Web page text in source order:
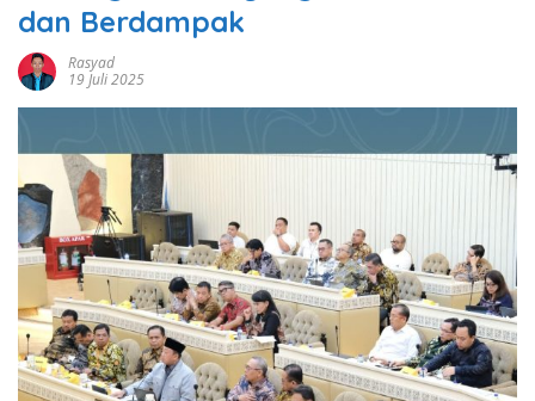
dan Berdampak
Rasyad
19 Juli 2025